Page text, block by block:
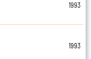
1993
1993